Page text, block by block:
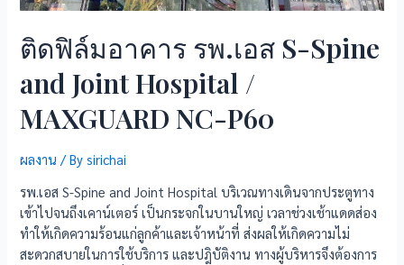
ติดฟิล์มอาคาร รพ.เอส S-Spine
and Joint Hospital /
MAXGUARD NC-P60
ผลงาน / Bysirichai
รพ.เอส S-Spine and Joint Hospital บริเวณทางเดินจากประตูทาง
เข้าไปจนถึงเคาน์เตอร์ เป็นกระจกในบานใหญ่ เวลาช่วงเช้าแดดส่อง
ทำให้เกิดความร้อนแก่ลูกค้าและเจ้าหน้าที่ ส่งผลให้เกิดความไม่
สะดวกสบายในการใช้บริการ และปฎิบัติงาน ทางผู้บริหารจึงต้องการ